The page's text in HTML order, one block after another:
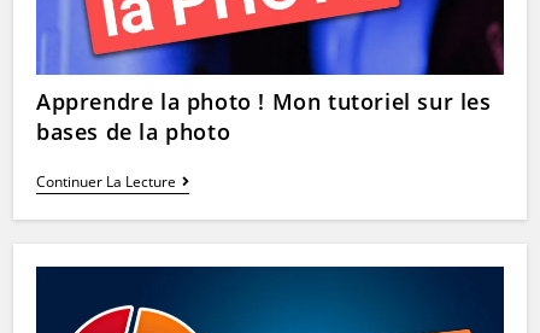
Apprendre la photo ! Mon tutoriel sur les
bases de la photo
Continuer La LectureApprendre
La
Photo
Les